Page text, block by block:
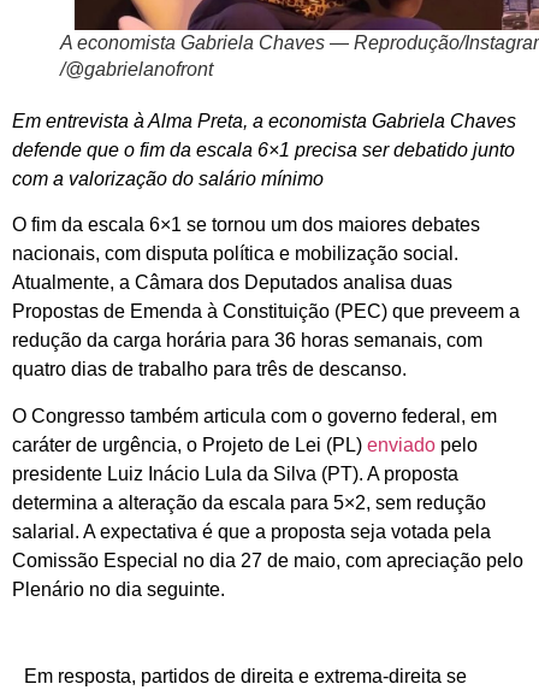
A economista Gabriela Chaves — Reprodução/
/@gabrielanofront
Em entrevista à Alma Preta, a economista Gabriela Chaves
defende que o fim da escala 6×1 precisa ser debatido junto
com a valorização do salário mínimo
O fim da escala 6×1 se tornou um dos maiores debates
nacionais, com disputa política e mobilização social.
Atualmente, a Câmara dos Deputados analisa duas
Propostas de Emenda à Constituição (PEC) que preveem a
redução da carga horária para 36 horas semanais, com
quatro dias de trabalho para três de descanso.
O Congresso também articula com o governo federal, em
caráter de urgência, o Projeto de Lei (PL) enviado pelo
presidente Luiz Inácio Lula da Silva (PT). A proposta
determina a alteração da escala para 5×2, sem redução
salarial. A expectativa é que a proposta seja votada pela
Comissão Especial no dia 27 de maio, com apreciação pelo
Plenário no dia seguinte.
Em resposta, partidos de direita e extrema-direita se